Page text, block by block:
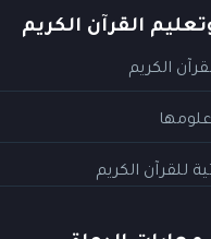
القرآن الكريم
الكريم
للقرآن الكريم